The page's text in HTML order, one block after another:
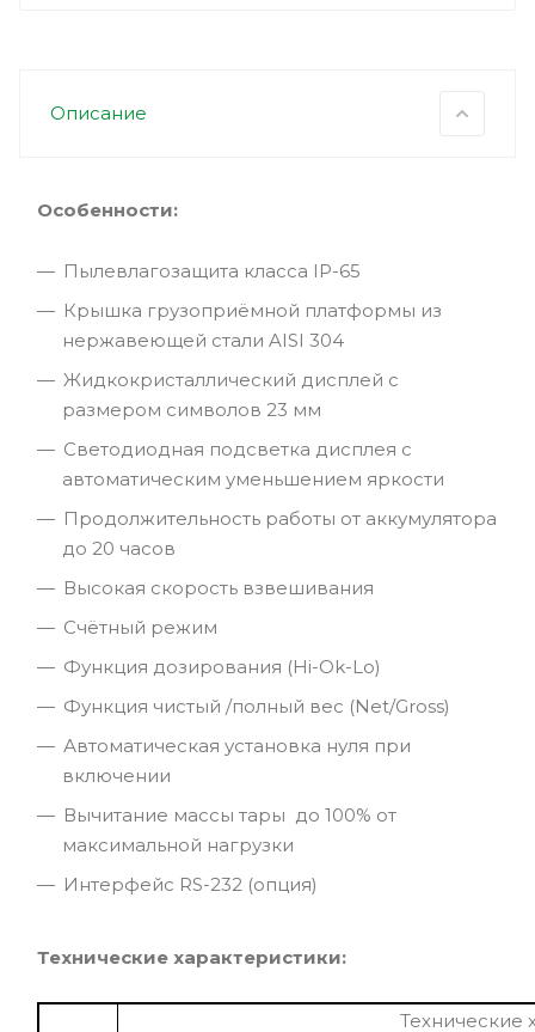
Описание
Особенности:
Пылевлагозащита класса IP-65
Крышка грузоприёмной платформы из
нержавеющей стали AISI 304
Жидкокристаллический дисплей с
размером символов 23 мм
Светодиодная подсветка дисплея с
автоматическим уменьшением яркости
Продолжительность работы от аккумулятора
до 20 часов
Высокая скорость взвешивания
Счётный режим
Функция дозирования (Hi-Ok-Lo)
Функция чистый /полный вес (Net/Gross)
Автоматическая установка нуля при
включении
Вычитание массы тары до 100% от
максимальной нагрузки
Интерфейс RS-232 (опция)
Технические характеристики:
Технические